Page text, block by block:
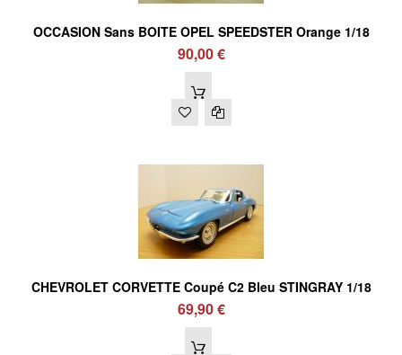
OCCASION Sans BOITE OPEL SPEEDSTER Orange 1/18
90,00 €
CHEVROLET CORVETTE Coupé C2 Bleu STINGRAY 1/18
69,90 €